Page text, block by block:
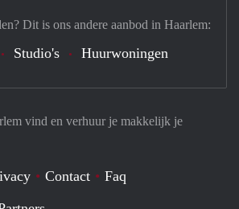
vind en verhuur je makkelijk je
Contact
Faq
Dit is ons andere aanbod in Haarlem:
Studio's Huurwoningen